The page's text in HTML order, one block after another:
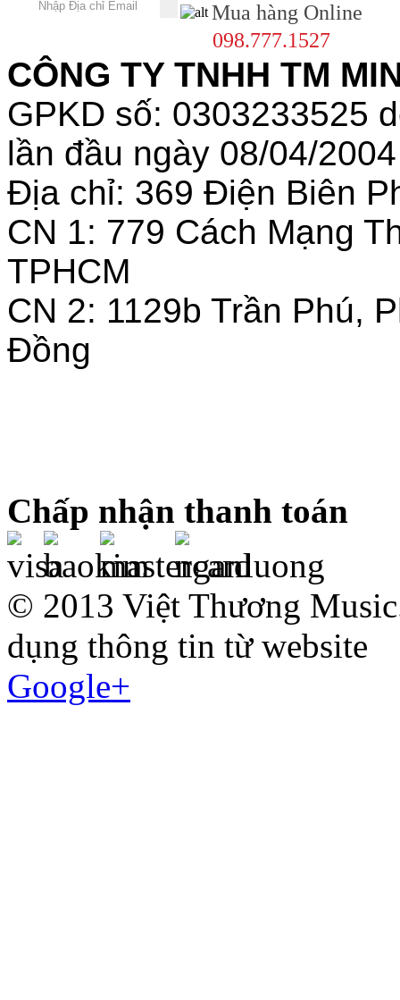
Mua hàng Online
098.777.1527
CÔNG TY TNHH TM
GPKD số: 0303233525
lần đầu ngày 08/04/2004
Địa chỉ: 369 Điện Biên
CN 1: 779 Cách Mạng
TPHCM
CN 2: 1129b Trần Phú,
Đồng
Chấp nhận thanh toán
© 2013 Việt Thương
dụng thông tin từ website
Google+